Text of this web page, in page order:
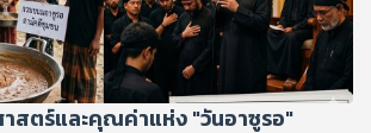
สตร์และคุณค่าแห่ง "วันอาซูรอ"